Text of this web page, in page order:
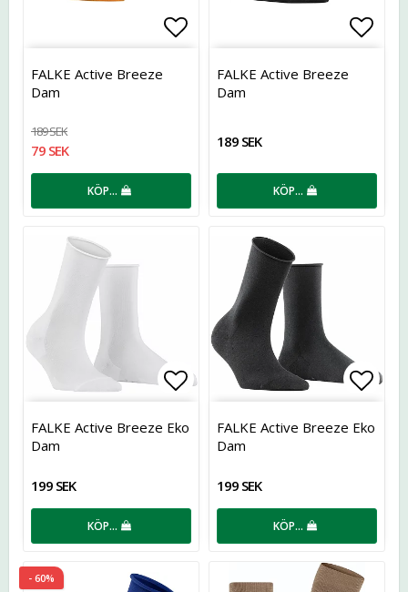
Lägg till i favoritlistan
FALKE Active Breeze
Dam
189 SEK
79 SEK
KÖP…
FALKE Active Breeze
Dam
189 SEK
KÖP…
Lägg till i favoritlistan
FALKE Active Breeze Eko
Dam
199 SEK
KÖP…
FALKE Active Breeze Eko
Dam
199 SEK
KÖP…
- 60%